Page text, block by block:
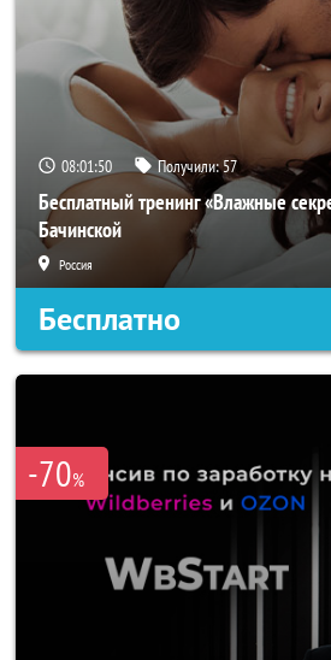
08:01:48 Получили:57
Бесплатный тренинг «Влажные
Бачинской
Россия
Бесплатно
-70%